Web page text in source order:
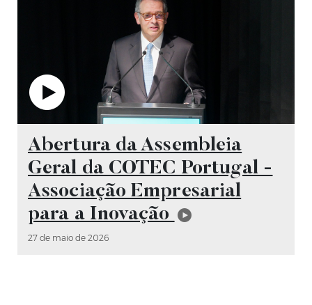
Vídeo
Abertura da Assembleia
Geral da COTEC Portugal -
Associação Empresarial
para a Inovação
27 de maio de 2026